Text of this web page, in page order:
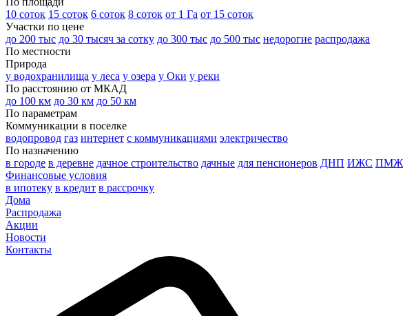
10 соток 15 соток 6 соток 8 соток от 1 Га от 15 соток
Участки по цене
до 200 тыс до 30 тысяч за сотку до 300 тыс до 500 тыс недорогие распродажа
По местности
Природа
у водохранилища у леса у озера у Оки у реки
По расстоянию от МКАД
до 100 км до 30 км до 50 км
По параметрам
Коммуникации в поселке
водопровод газ интернет с коммуникациями электричество
По назначению
в городе в деревне дачное строительство дачные для пенсионеров ДНП ИЖС ПМЖ
Финансовые условия
в ипотеку в кредит в рассрочку
Дома
Распродажа
Акции
Новости
Контакты